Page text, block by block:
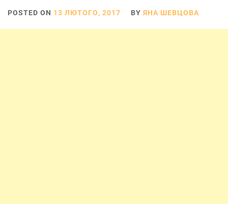
POSTED ON 13 ЛЮТОГО, 2017 BY ЯНА ШЕВЦОВА